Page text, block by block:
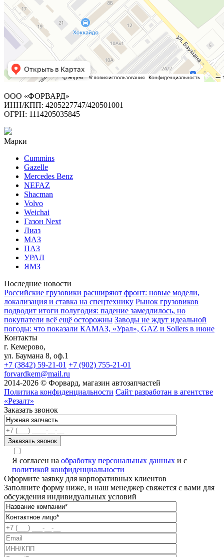
ООО «ФОРВАРД»
ИНН/КПП: 4205227747/420501001
ОГРН: 1114205035845
Марки
Cummins
Gazelle
Mercedes Benz
NEFAZ
Shacman
Volvo
Weichai
Газон Next
Лиаз
МАЗ
ПАЗ
УРАЛ
ЯМЗ
Последние новости
Российские грузовики расширяют фронт: новые модели,
локализация и ставка на спецтехнику Рынок грузовиков
подводит итоги полугодия: падение замедлилось, но
покупатели всё ещё осторожны Заводы не ждут идеальной
погоды: что показали КАМАЗ, «Урал», GAZ и Sollers в июне
Контакты
г. Кемерово,
ул. Баумана 8, оф.1
+7 (3842) 59-21-01 +7 (902) 755-21-01
forvardkem@mail.ru
2014-2026 © Форвард, магазин автозапчастей
Политика конфиденциальности Сайт разработан в агентстве
«Резалт»
Заказать звонок
Я согласен на обработку персональных данных и с
политикой конфиденциальности
Оформите заявку для корпоративных клиентов
Заполните форму ниже, и наш менеджер свяжется с вами для
обсуждения индивидуальных условий